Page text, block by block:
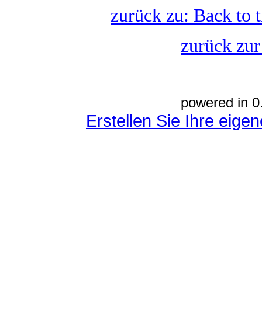
zurück zu: Back to
zurück
powered in
Erstellen Sie Ihre